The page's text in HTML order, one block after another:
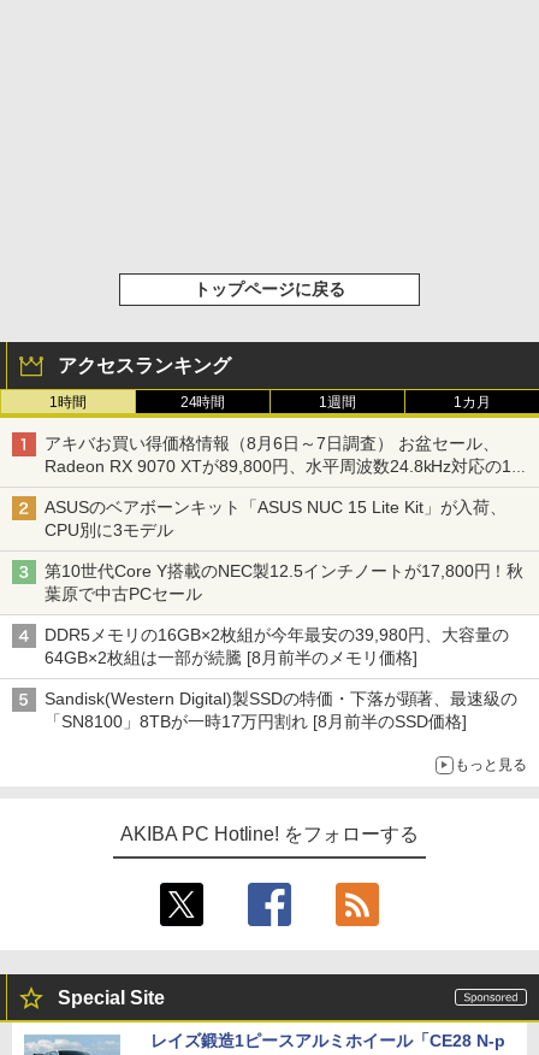
トップページに戻る
アクセスランキング
1時間 24時間 1週間 1カ月
アキバお買い得価格情報（8月6日～7日調査） お盆セール、
Radeon RX 9070 XTが89,800円、水平周波数24.8kHz対応の17
型モニターが9,801円、暑さ指数連動セール ほか
ASUSのベアボーンキット「ASUS NUC 15 Lite Kit」が入荷、
CPU別に3モデル
第10世代Core Y搭載のNEC製12.5インチノートが17,800円！秋
葉原で中古PCセール
DDR5メモリの16GB×2枚組が今年最安の39,980円、大容量の
64GB×2枚組は一部が続騰 [8月前半のメモリ価格]
Sandisk(Western Digital)製SSDの特価・下落が顕著、最速級の
「SN8100」8TBが一時17万円割れ [8月前半のSSD価格]
もっと見る
AKIBA PC Hotline! をフォローする
Special Site
レイズ鍛造1ピースアルミホイール「CE28 N-p